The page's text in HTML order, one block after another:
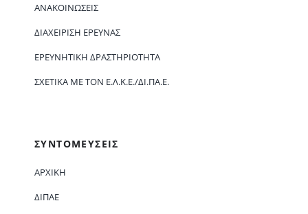
ΑΝΑΚΟΙΝΏΣΕΙΣ
ΔΙΑΧΕΊΡΙΣΗ ΈΡΕΥΝΑΣ
ΕΡΕΥΝΗΤΙΚΉ ΔΡΑΣΤΗΡΙΌΤΗΤΑ
ΣΧΕΤΙΚΆ ΜΕ ΤΟΝ Ε.Λ.Κ.Ε./ΔΙ.ΠΑ.Ε.
ΣΥΝΤΟΜΕΥΣΕΙΣ
ΑΡΧΙΚΗ
ΔΙΠΑΕ